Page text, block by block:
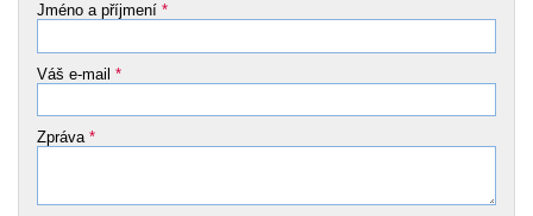
Jméno a příjmení *
Váš e-mail *
Zpráva *